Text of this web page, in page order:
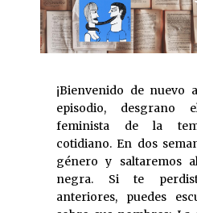
¡Bienvenido de nuevo
episodio, desgrano
feminista de la
cotidiano. En dos
género y saltaremos
negra. Si te
anteriores, puedes